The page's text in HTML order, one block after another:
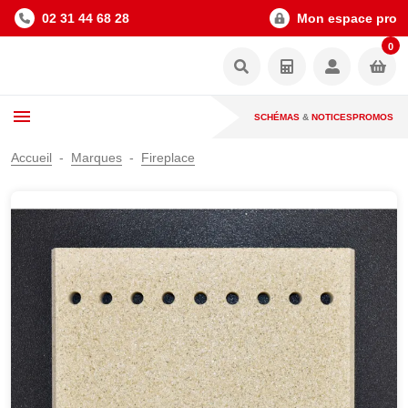
02 31 44 68 28 Mon espace pro
0
SCHÉMAS & NOTICESPROMOS
Accueil Marques Fireplace